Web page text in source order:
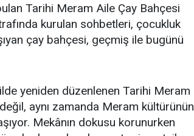
Tarihi Meram Aile Çay Bahçesi
kurulan sohbetleri, çocukluk
çay bahçesi, geçmiş ile bugünü
yeniden düzenlenen Tarihi Meram
aynı zamanda Meram kültürünün
Mekânın dokusu korunurken